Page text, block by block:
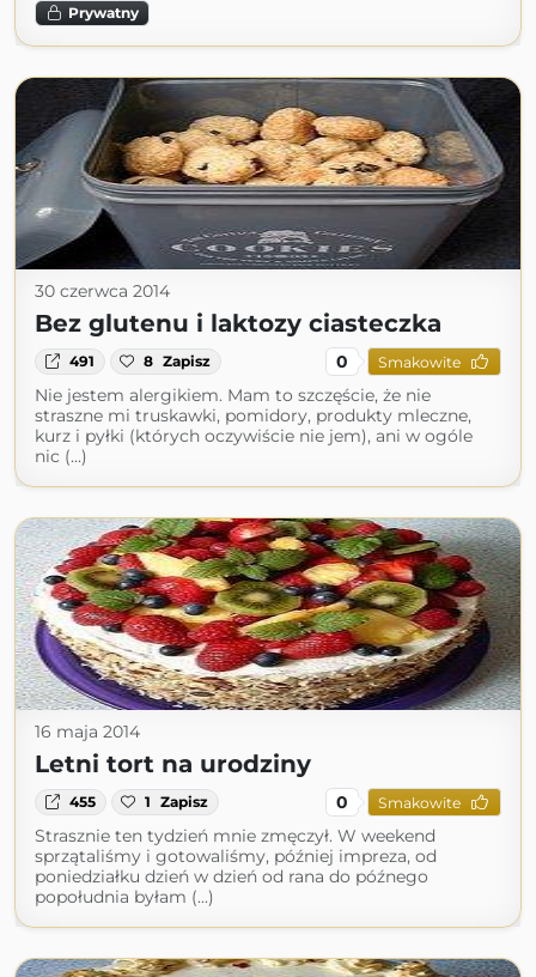
Prywatny
30 czerwca 2014
Bez glutenu i laktozy ciasteczka
491 8 Zapisz 0 Smakowite
Nie jestem alergikiem. Mam to szczęście, że nie
straszne mi truskawki, pomidory, produkty mleczne,
kurz i pyłki (których oczywiście nie jem), ani w ogóle
nic (...)
16 maja 2014
Letni tort na urodziny
455 1 Zapisz 0 Smakowite
Strasznie ten tydzień mnie zmęczył. W weekend
sprzątaliśmy i gotowaliśmy, później impreza, od
poniedziałku dzień w dzień od rana do późnego
popołudnia byłam (...)